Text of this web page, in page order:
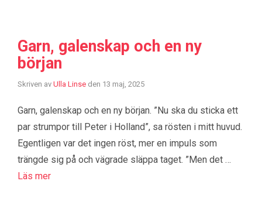
Garn, galenskap och en ny
början
Skriven av Ulla Linse den 13 maj, 2025
Garn, galenskap och en ny början. ”Nu ska du sticka ett
par strumpor till Peter i Holland”, sa rösten i mitt huvud.
Egentligen var det ingen röst, mer en impuls som
trängde sig på och vägrade släppa taget. ”Men det …
Läs mer